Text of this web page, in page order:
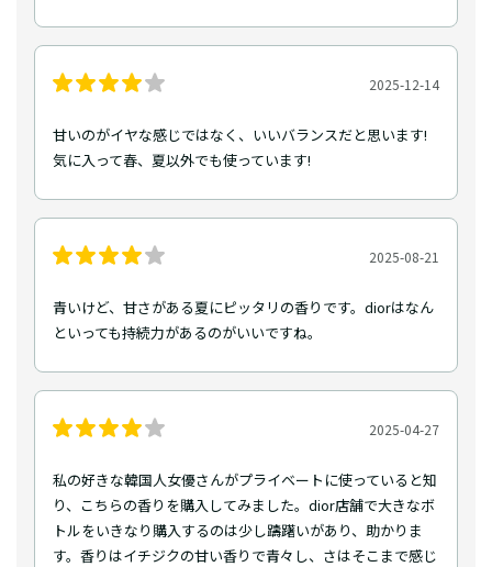
2025-12-14
甘いのがイヤな感じではなく、いいバランスだと思います!
気に入って春、夏以外でも使っています!
2025-08-21
青いけど、甘さがある夏にピッタリの香りです。diorはなん
といっても持続力があるのがいいですね。
2025-04-27
私の好きな韓国人女優さんがプライベートに使っていると知
り、こちらの香りを購入してみました。dior店舗で大きなボ
トルをいきなり購入するのは少し躊躇いがあり、助かりま
す。香りはイチジクの甘い香りで青々し、さはそこまで感じ